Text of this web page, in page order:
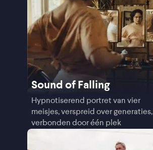
Sound of Falling
Hypnotiserend portret van vier
meisjes, verspreid over generaties,
verbonden door één plek